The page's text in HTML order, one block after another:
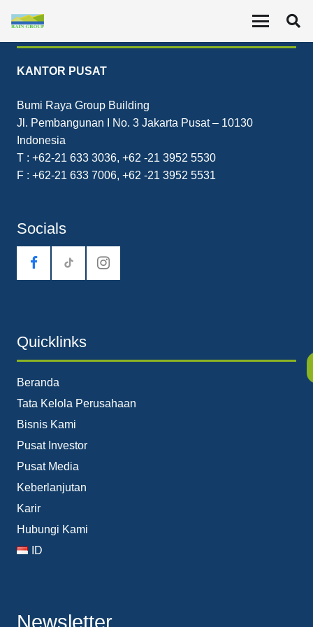
Contact
KANTOR PUSAT
Bumi Raya Group Building
Jl. Pembangunan I No. 3 Jakarta Pusat – 10130
Indonesia
T : +62-21 633 3036, +62 -21 3952 5530
F : +62-21 633 7006, +62 -21 3952 5531
Socials
tiktok
Quicklinks
Beranda
Tata Kelola Perusahaan
Bisnis Kami
Pusat Investor
Pusat Media
Keberlanjutan
Karir
Hubungi Kami
ID
Newsletter